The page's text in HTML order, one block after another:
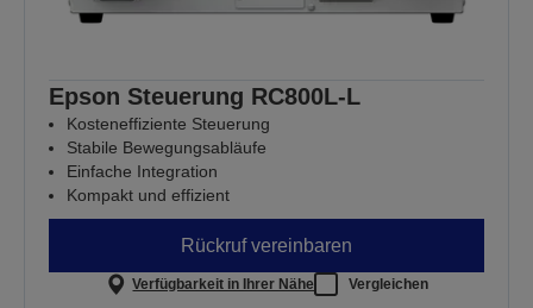
Epson Steuerung RC800L-L
Kosteneffiziente Steuerung
Stabile Bewegungsabläufe
Einfache Integration
Kompakt und effizient
Rückruf vereinbaren
Verfügbarkeit in Ihrer Nähe Vergleichen